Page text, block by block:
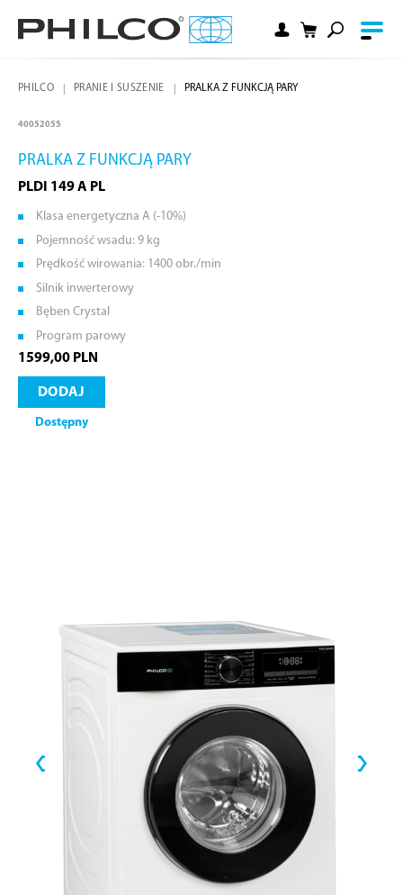
PHILCO PRANIE I SUSZENIE PRALKA Z FUNKCJĄ PARY
40052055
PRALKA Z FUNKCJĄ PARY
PLDI 149 A PL
Klasa energetyczna A (-10%)
Pojemność wsadu: 9 kg
Prędkość wirowania: 1400 obr./min
Silnik inwerterowy
Bęben Crystal
Program parowy
1599,00 PLN
DODAJ
Dostępny